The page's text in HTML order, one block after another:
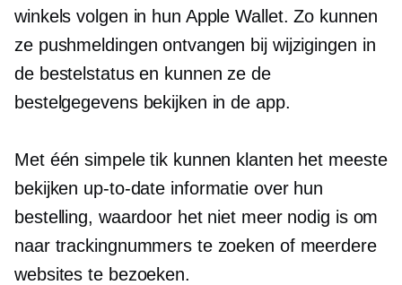
winkels volgen in hun Apple Wallet. Zo kunnen
ze pushmeldingen ontvangen bij wijzigingen in
de bestelstatus en kunnen ze de
bestelgegevens bekijken in de app.
Met één simpele tik kunnen klanten het meeste
bekijken up-to-date informatie over hun
bestelling, waardoor het niet meer nodig is om
naar trackingnummers te zoeken of meerdere
websites te bezoeken.